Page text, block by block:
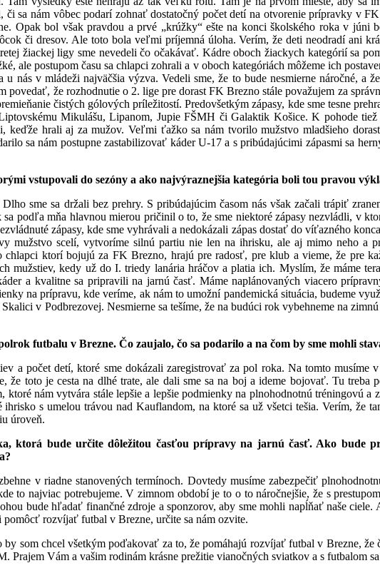
či sa nám vôbec podarí zohnať dostatočný počet detí na otvorenie prípravky v
Opak bol však pravdou a prvé „krúžky“ ešte na konci školského roka v júni
či dresov. Ale toto bola veľmi príjemná úloha. Verím, že deti neodradí ani
žiackej ligy sme nevedeli čo očakávať. Kádre oboch žiackych kategórií sa
ale postupom času sa chlapci zohrali a v oboch kategóriách môžeme ich
u nás v mládeži najväčšia výzva. Vedeli sme, že to bude nesmierne náročné, a
povedať, že rozhodnutie o 2. lige pre dorast FK Brezno stále považujem za
čistých gólových príležitostí. Predovšetkým zápasy, kde sme tesne
Mikulášu, Lipanom, Jupie FŠMH či Galaktik Košice. K pohode tiež
keďže hrali aj za mužov.Veľmi ťažko sa nám tvorilo mužstvo mladšieho
sa nám postupne zastabilizovať káder U-17 a s pribúdajúcimi zápasmi sa
vstupovali do sezóny a ako najvýraznejšia kategória boli tou pravou
sme sa držali bez prehry. S pribúdajúcim časom nás však začali trápiť
podľa mňa hlavnou mierou pričinil o to, že sme niektoré zápasy nezvládli, v
zápasy, kde sme vyhrávali a nedokázali zápas dostať do víťazného
mužstvo scelí, vytvoríme silnú partiu nie len na ihrisku, ale aj mimo neho a
ktorí bojujú za FK Brezno, hrajú pre radosť, pre klub a vieme, že pre
mužstiev, kedy už do I. triedy lanária hráčov a platia ich. Myslím, že máme
a kvalitne sa pripravili na jarnú časť. Máme naplánovaných viacero
na prípravu, kde veríme, ak nám to umožní pandemická situácia, budeme
v Podbrezovej. Nesmierne sa tešíme, že na budúci rok vybehneme na
futbalu v Brezne. Čo zaujalo, čo sa podarilo a na čom by sme mohli
a počet detí, ktoré sme dokázali zaregistrovať za pol roka. Na tomto musíme
že toto je cesta na dlhé trate, ale dali sme sa na boj a ideme bojovať. Tu treba
ktoré nám vytvára stále lepšie a lepšie podmienky na plnohodnotnú tréningovú
s umelou trávou nad Kauflandom, na ktoré sa už všetci tešia. Verím, že
úroveň.
ktorá bude určite dôležitou časťou prípravy na jarnú časť. Ako bude
v riadne stanovených termínoch. Dovtedy musíme zabezpečiť
to najviac potrebujeme. V zimnom období je to o to náročnejšie, že s
bude hľadať finančné zdroje a sponzorov, aby sme mohli napĺňať naše ciele.
rozvíjať futbal v Brezne, určite sa nám ozvite.
som chcel všetkým poďakovať za to, že pomáhajú rozvíjať futbal v Brezne,
Prajem Vám a vašim rodinám krásne prežitie vianočných sviatkov a s futbalom